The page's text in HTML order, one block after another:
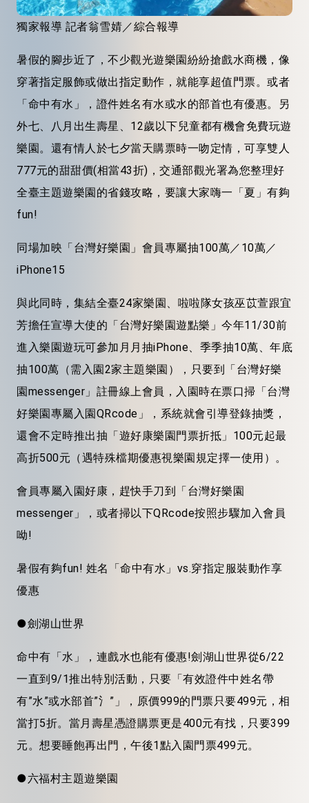
獨家報導 記者翁雪婧／綜合報導
暑假的腳步近了，不少觀光遊樂園紛紛搶戲水商機，像
穿著指定服飾或做出指定動作，就能享超值門票。或者
「命中有水」，證件姓名有水或水的部首也有優惠。另
外七、八月出生壽星、12歲以下兒童都有機會免費玩遊
樂園。還有情人於七夕當天購票時一吻定情，可享雙人
777元的甜甜價(相當43折)，交通部觀光署為您整理好
全臺主題遊樂園的省錢攻略，要讓大家嗨一「夏」有夠
fun!
同場加映「台灣好樂園」會員專屬抽100萬／10萬／
iPhone15
與此同時，集結全臺24家樂園、啦啦隊女孩巫苡萱跟宜
芳擔任宣導大使的「台灣好樂園遊點樂」今年11/30前
進入樂園遊玩可參加月月抽iPhone、季季抽10萬、年底
抽100萬（需入園2家主題樂園），只要到「台灣好樂
園messenger」註冊線上會員，入園時在票口掃「台灣
好樂園專屬入園QRcode」，系統就會引導登錄抽獎，
還會不定時推出抽「遊好康樂園門票折抵」100元起最
高折500元（遇特殊檔期優惠視樂園規定擇一使用）。
會員專屬入園好康，趕快手刀到「台灣好樂園
messenger」，或者掃以下QRcode按照步驟加入會員
呦!
暑假有夠fun! 姓名「命中有水」vs.穿指定服裝動作享
優惠
●劍湖山世界
命中有「水」，連戲水也能有優惠!劍湖山世界從6/22
一直到9/1推出特別活動，只要「有效證件中姓名帶
有”水”或水部首”氵”」，原價999的門票只要499元，相
當打5折。當月壽星憑證購票更是400元有找，只要399
元。想要睡飽再出門，午後1點入園門票499元。
●六福村主題遊樂園